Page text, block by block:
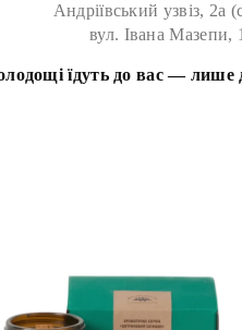
Андріївський узвіз,
вул. Івана Мазепи,
їдуть до вас — лише